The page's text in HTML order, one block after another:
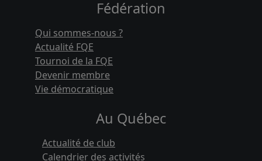
Fédération
Qui sommes-nous ?
Actualité FQE
Tournoi de la FQE
Devenir membre
Vie démocratique
Au Québec
Actualité de club
Calendrier des activités